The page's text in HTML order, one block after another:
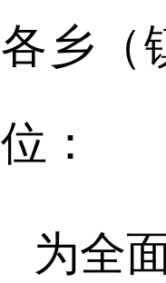
各乡（
位：
为全